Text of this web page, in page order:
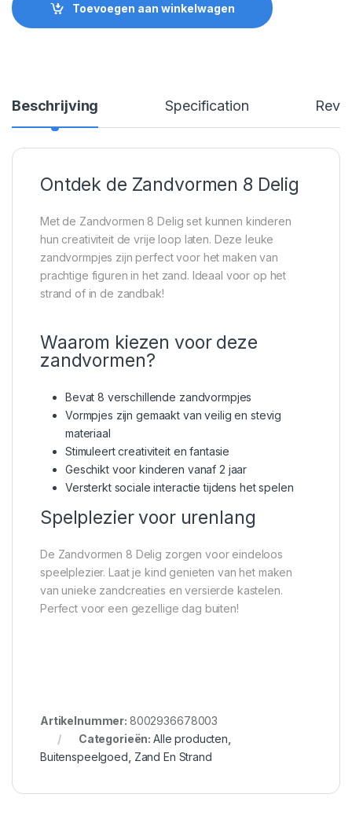
Toevoegen aan winkelwagen
Beschrijving Specification
Ontdek de Zandvormen 8 Delig
Met de Zandvormen 8 Delig set kunnen kinderen
hun creativiteit de vrije loop laten. Deze leuke
zandvormpjes zijn perfect voor het maken van
prachtige figuren in het zand. Ideaal voor op het
strand of in de zandbak!
Waarom kiezen voor deze
zandvormen?
Bevat 8 verschillende zandvormpjes
Vormpjes zijn gemaakt van veilig en stevig
materiaal
Stimuleert creativiteit en fantasie
Geschikt voor kinderen vanaf 2 jaar
Versterkt sociale interactie tijdens het spelen
Spelplezier voor urenlang
De Zandvormen 8 Delig zorgen voor eindeloos
speelplezier. Laat je kind genieten van het maken
van unieke zandcreaties en versierde kastelen.
Perfect voor een gezellige dag buiten!
Artikelnummer: 8002936678003
Categorieën:Alle producten
Buitenspeelgoed Zand En Strand